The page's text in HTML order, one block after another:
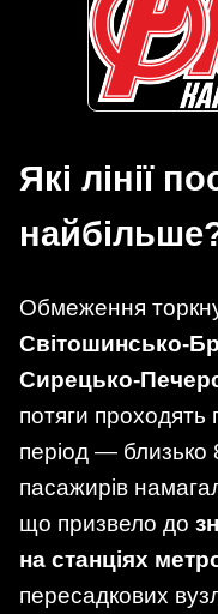
Які лінії
Обмеження
Світошинсько-
Сирецько-
потяги проходять
період — близько
пасажирів
що призвело до
на станціях
пересадкових